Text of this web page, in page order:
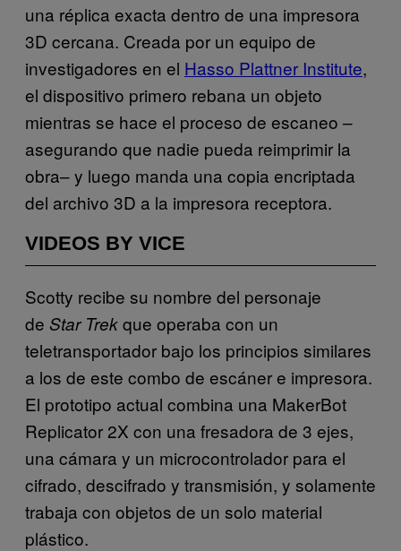
una réplica exacta dentro de una impresora
3D cercana. Creada por un equipo de
investigadores en el Hasso Plattner Institute,
el dispositivo primero rebana un objeto
mientras se hace el proceso de escaneo –
asegurando que nadie pueda reimprimir la
obra– y luego manda una copia encriptada
del archivo 3D a la impresora receptora.
VIDEOS BY VICE
Scotty recibe su nombre del personaje
de Star Trekque operaba con un
teletransportador bajo los principios similares
a los de este combo de escáner e impresora.
El prototipo actual combina una MakerBot
Replicator 2X con una fresadora de 3 ejes,
una cámara y un microcontrolador para el
cifrado, descifrado y transmisión, y solamente
trabaja con objetos de un solo material
plástico.